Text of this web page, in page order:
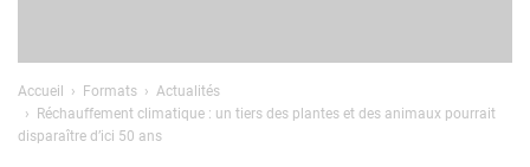
Accueil Formats
Actualités
Réchauffement climatique : un tiers des plantes et des animaux pourrait
disparaître d’ici 50 ans